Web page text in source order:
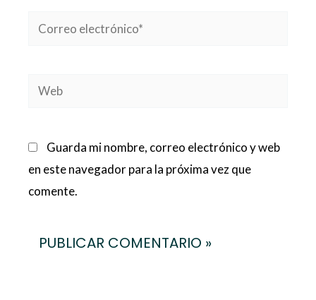
Correo
Web
Guarda mi nombre, correo electrónico y web
en este navegador para la próxima vez que
comente.